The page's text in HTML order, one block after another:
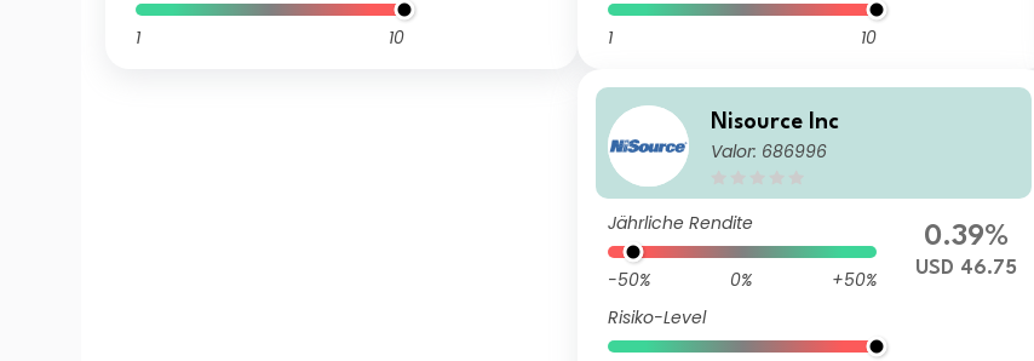
1 10 1 10
Nisource Inc
Valor: 686996
Jährliche Rendite
-50% 0%
+50%
Risiko-Level
0.39%
USD 46.75